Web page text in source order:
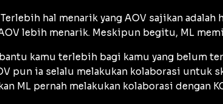
hal menarik yang AOV sajikan
lebih menarik. Meskipun begitu, ML
kamu terlebih bagi kamu yang belum
pun ia selalu melakukan kolaborasi
ML pernah melakukan kolaborasi dengan